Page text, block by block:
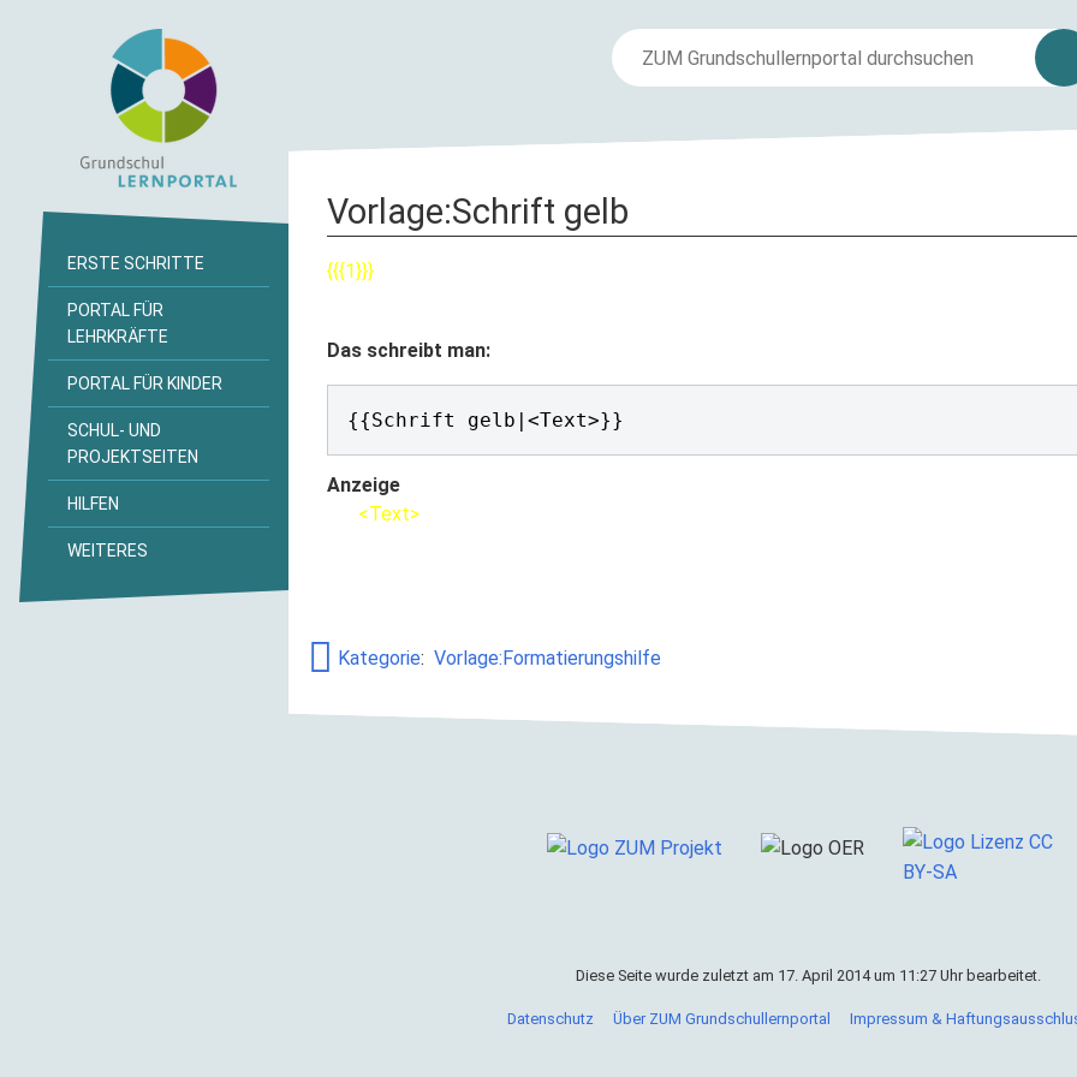
Vorlage:Schrift gelb
{{{1}}}
Das schreibt man:
{{Schrift gelb|<Text>}}
Anzeige
<Text>
Kategorie: Vorlage:Formatierungshilfe
ERSTE SCHRITTE
PORTAL FÜR
LEHRKRÄFTE
PORTAL FÜR KINDER
SCHUL- UND
PROJEKTSEITEN
HILFEN
WEITERES
Diese Seite wurde zuletzt am 17. April 2014 um 11:27 Uhr bearbeitet.
Datenschutz Über ZUM Grundschullernportal Impressum &